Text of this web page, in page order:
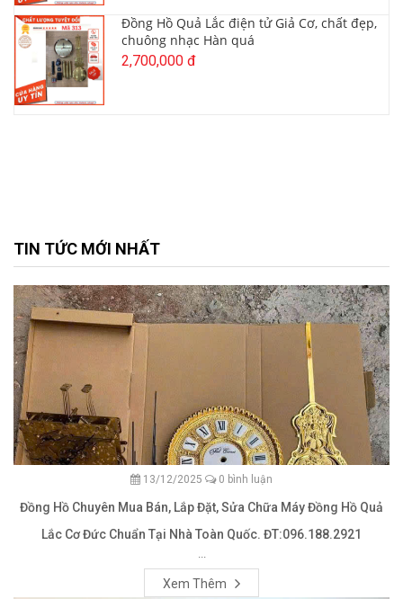
Đồng Hồ Quả Lắc điện tử Giả Cơ, chất đẹp,
chuông nhạc Hàn quá
2,700,000 đ
TIN TỨC MỚI NHẤT
13/12/2025 0 bình luận
Đồng Hồ Chuyên Mua Bán, Lắp Đặt, Sửa Chữa Máy Đồng Hồ Quả
Lắc Cơ Đức Chuẩn Tại Nhà Toàn Quốc. ĐT:096.188.2921
...
Xem Thêm